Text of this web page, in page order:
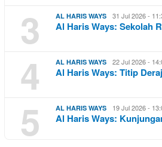
3 AL HARIS WAYS 31 Jul 2026 -
Al Haris Ways: Sekolah
4 AL HARIS WAYS 22 Jul 2026 -
Al Haris Ways: Titip
5 AL HARIS WAYS 19 Jul 2026 -
Al Haris Ways: